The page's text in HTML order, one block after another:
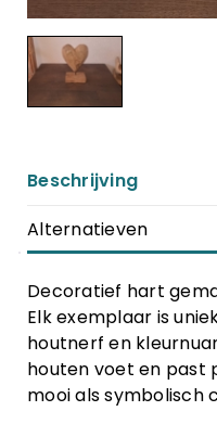
Beschrijving
Alternatieven
Decoratief hart
Elk exemplaar is
houtnerf en
houten voet en past
mooi als symbolisch